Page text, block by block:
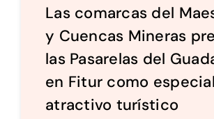
Las comarcas del
y Cuencas Mineras
las Pasarelas del
en Fitur como especial
atractivo turístico